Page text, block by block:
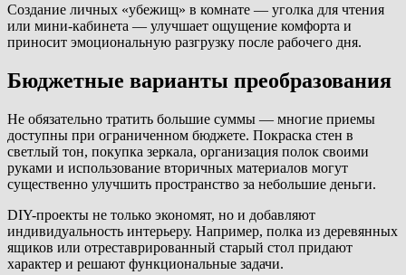
Создание личных «убежищ» в комнате — уголка для чтения
или мини-кабинета — улучшает ощущение комфорта и
приносит эмоциональную разгрузку после рабочего дня.
Бюджетные варианты преобразования
Не обязательно тратить большие суммы — многие приемы
доступны при ограниченном бюджете. Покраска стен в
светлый тон, покупка зеркала, организация полок своими
руками и использование вторичных материалов могут
существенно улучшить пространство за небольшие деньги.
DIY-проекты не только экономят, но и добавляют
индивидуальность интерьеру. Например, полка из деревянных
ящиков или отреставрированный старый стол придают
характер и решают функциональные задачи.